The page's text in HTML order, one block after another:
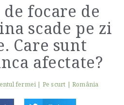
focare de
scade pe zi
Care sunt
afectate?
fermei | Pe scurt |România